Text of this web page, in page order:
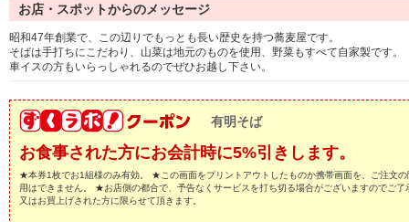
お店・スポットからのメッセージ
昭和47年創業で、この辺りでもっとも長い歴史を持つ蕎麦屋です。
そばは手打ちにこだわり、山菜は地元のものを使用、野菜もすべて自家製です。
車イスの方もいらっしゃれるのでぜひお越し下さい。
有明そば
お食事された方にお会計時に5%引きします。
★本券1枚でお1組様のみ有効。 ★この画面をプリントアウトしたものか携帯画面を、ご注文
用はできません。 ★お店側の都合で、予告なくサービスを打ち切る場合がございますのでご
又はお買上げされた方に限らせて頂きます。